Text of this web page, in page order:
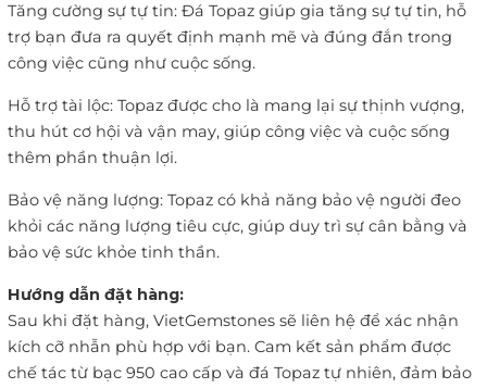
Tăng cường sự tự tin: Đá Topaz giúp gia tăng sự tự tin, hỗ
trợ bạn đưa ra quyết định mạnh mẽ và đúng đắn trong
công việc cũng như cuộc sống.
Hỗ trợ tài lộc: Topaz được cho là mang lại sự thịnh vượng,
thu hút cơ hội và vận may, giúp công việc và cuộc sống
thêm phần thuận lợi.
Bảo vệ năng lượng: Topaz có khả năng bảo vệ người đeo
khỏi các năng lượng tiêu cực, giúp duy trì sự cân bằng và
bảo vệ sức khỏe tinh thần.
Hướng dẫn đặt hàng:
Sau khi đặt hàng, VietGemstones sẽ liên hệ để xác nhận
kích cỡ nhẫn phù hợp với bạn. Cam kết sản phẩm được
chế tác từ bạc 950 cao cấp và đá Topaz tự nhiên, đảm bảo